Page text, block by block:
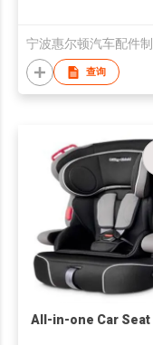
查询
All-in-one Car Seat